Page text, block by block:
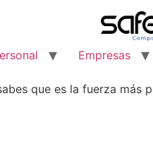
Empresas
que es la fuerza